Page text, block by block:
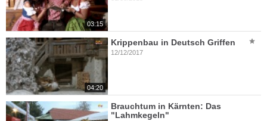
03:15
04:20
Krippenbau in Deutsch Griffen
12/12/2017
Brauchtum in Kärnten: Das
"Lahmkegeln"